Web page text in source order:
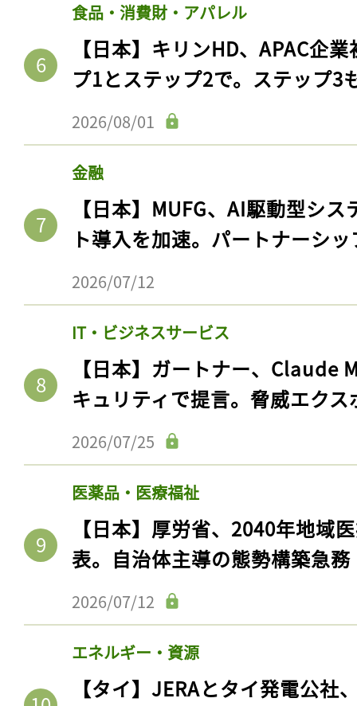
食品・消費財・アパレル
【日本】キリンHD、APAC企
プ1とステップ2で。ステップ3
2026/08/01
金融
【日本】MUFG、AI駆動型シ
ト導入を加速。パートナーシ
2026/07/12
IT・ビジネスサービス
【日本】ガートナー、Claude
キュリティで提言。脅威エク
2026/07/25
医薬品・医療福祉
【日本】厚労省、2040年地域
表。自治体主導の態勢構築急務
2026/07/12
エネルギー・資源
【タイ】JERAとタイ発電公社
記事をお気に入りに
ログインが必
会員登録